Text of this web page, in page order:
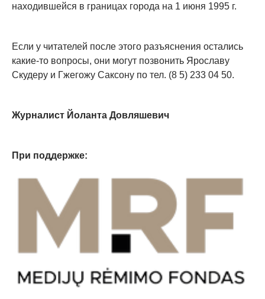
находившейся в границах города на 1 июня 1995 г.
Если у читателей после этого разъяснения остались
какие-то вопросы, они могут позвонить Ярославу
Скудеру и Гжегожу Саксону по тел. (8 5) 233 04 50.
Журналист Йоланта Довляшевич
При поддержке: